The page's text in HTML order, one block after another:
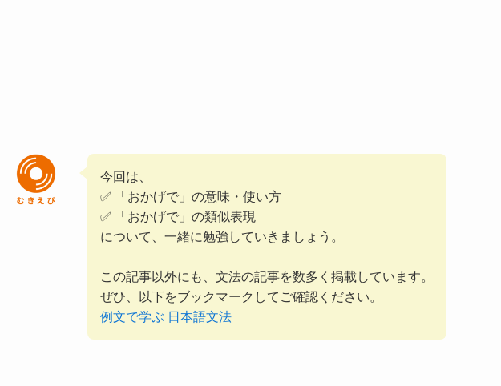
今回は、
✅ 「おかげで」の意味・使い方
✅ 「おかげで」の類似表現
について、一緒に勉強していきましょう。
この記事以外にも、文法の記事を数多く掲載しています。
ぜひ、以下をブックマークしてご確認ください。
例文で学ぶ 日本語文法